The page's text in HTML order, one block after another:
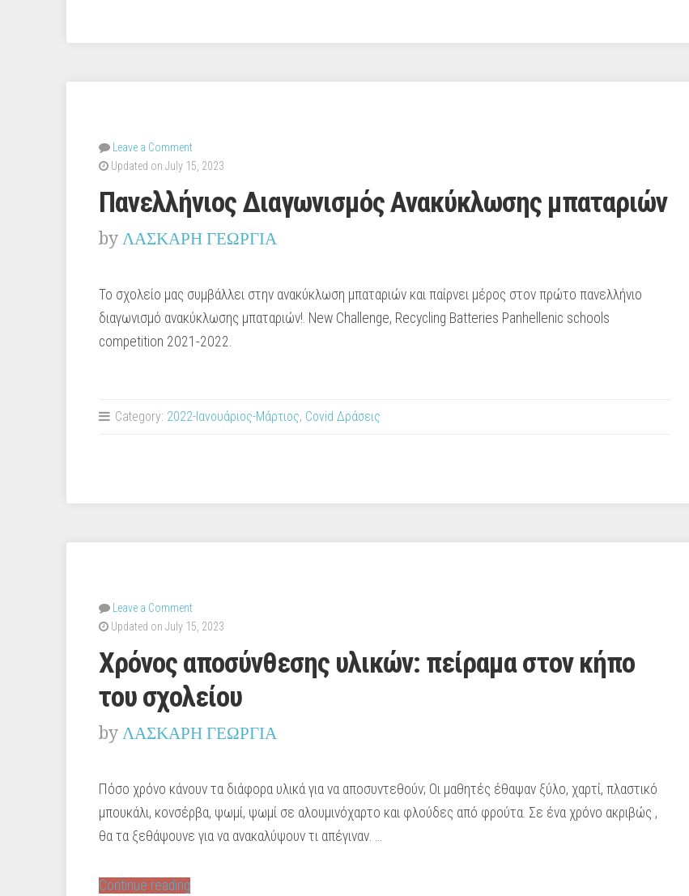
Leave a Comment
Updated on July 15, 2023
Πανελλήνιος Διαγωνισμός Ανακύκλωσης μπαταριών
by ΛΑΣΚΑΡΗ ΓΕΩΡΓΙΑ
Το σχολείο μας συμβάλλει στην ανακύκλωση μπαταριών και παίρνει μέρος στον πρώτο πανελλήνιο
διαγωνισμό ανακύκλωσης μπαταριών!. New Challenge, Recycling Batteries Panhellenic schools
competition 2021-2022.
Category: 2022-Ιανουάριος-Μάρτιος, Covid Δράσεις
Leave a Comment
Updated on July 15, 2023
Χρόνος αποσύνθεσης υλικών: πείραμα στον κήπο
του σχολείου
by ΛΑΣΚΑΡΗ ΓΕΩΡΓΙΑ
Πόσο χρόνο κάνουν τα διάφορα υλικά για να αποσυντεθούν; Οι μαθητές έθαψαν ξύλο, χαρτί, πλαστικό
μπουκάλι, κονσέρβα, ψωμί, ψωμί σε αλουμινόχαρτο και φλούδες από φρούτα. Σε ένα χρόνο ακριβώς ,
θα τα ξεθάψουνε για να ανακαλύψουν τι απέγιναν. …
Continue reading